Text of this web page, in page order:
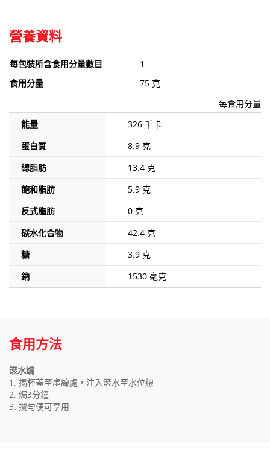
營養資料
每包裝所含食用分量數目
1
食用分量
75 克
每食用分量
能量
326 千卡
蛋白質
8.9 克
總脂肪
13.4 克
飽和脂肪
5.9 克
反式脂肪
0 克
碳水化合物
42.4 克
糖
3.9 克
鈉
1530 毫克
食用方法
滾水焗
1. 揭杯蓋至虛線處，注入滾水至水位線
2. 焗3分鐘
3. 攪勻便可享用